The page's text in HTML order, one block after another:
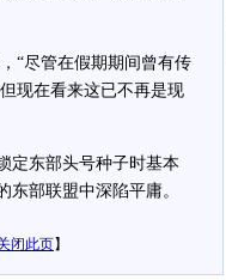
“尽管在假期期间曾有传
现在看来这已不再是现
东部头号种子时基本
部联盟中深陷平庸。
闭此页】